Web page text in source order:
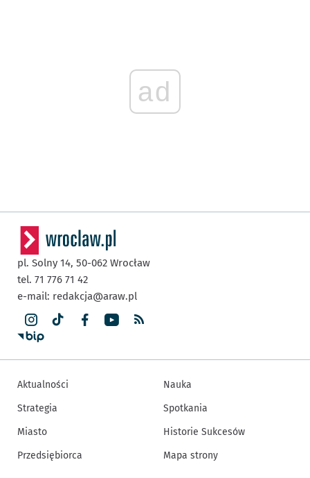
ad
pl. Solny 14, 50-062 Wrocław
tel. 71 776 71 42
e-mail: redakcja@araw.pl
Aktualności
Strategia
Miasto
Przedsiębiorca
Nauka
Spotkania
Historie Sukcesów
Mapa strony